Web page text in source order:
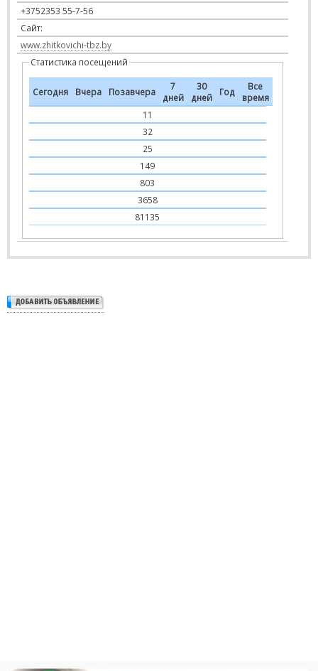
+3752353 55-7-56
Сайт:
www.zhitkovichi-tbz.by
Статистика посещений
Сегодня Вчера Позавчера
7
дней
30
дней
Год
Все
время
11
32
25
149
803
3658
81135